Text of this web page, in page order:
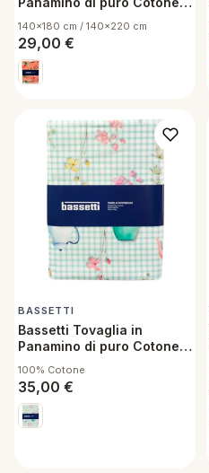
Antimacchia Sugar Baby R1
140x180 cm
140x180 cm / 140x220 cm
29,00 €
BASSETTI
Bassetti Tovaglia in
Panamino di puro Cotone
140x220 cm
100% Cotone
35,00 €